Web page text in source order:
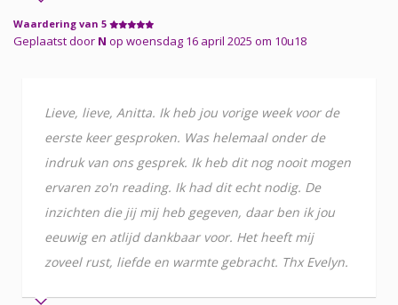
Waardering van 5
Geplaatst door N op woensdag 16 april 2025 om 10u18
Lieve, lieve, Anitta. Ik heb jou vorige week voor de
eerste keer gesproken. Was helemaal onder de
indruk van ons gesprek. Ik heb dit nog nooit mogen
ervaren zo'n reading. Ik had dit echt nodig. De
inzichten die jij mij heb gegeven, daar ben ik jou
eeuwig en atlijd dankbaar voor. Het heeft mij
zoveel rust, liefde en warmte gebracht. Thx Evelyn.